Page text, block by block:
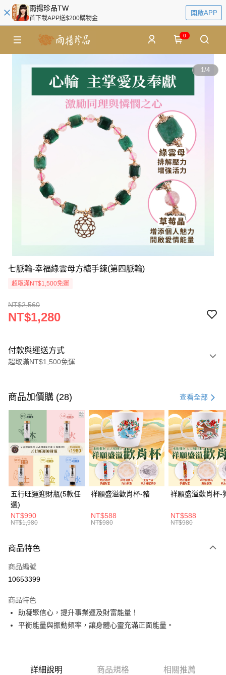
雨揚珍品TW
首下載APP送$200購物金
開啟APP
0
1/4
七脈輪-幸福綠雲母方糖手鍊(第四脈輪)
超取滿NT$1,500免運
NT$2,560
NT$1,280
付款與運送方式
超取滿NT$1,500免運
信用卡一次付款
LINE Pay
Apple Pay
街口支付
悠遊付
Google Pay
全支付
大哥付你分期
【大哥付你分期使用說明】
2.付款方式選擇「大哥付你分期」，訂單成立後會自動跳轉到大哥付的交易
流程，驗證手機門號後，選擇欲分期的期數、繳款截止日，確認付款後即完
3.實際核准額度、可分期數及費用金額請依後續交易確認頁面所載為準。
4.訂單成立30分鐘內，如未前往確認交易或遇審核未通過，訂單將自動取
消。如遇「轉專審核」未通過狀況，表示未達大哥付你分期系統評分，恕無
法說明評估內容。
帳／街口支付／iPASS MONEY」等通路繳費。
貨到付款
運送方式
付款後全家取貨(訂單門檻$4000以下)
每筆NT$120，滿NT$1,500(含以上)免運費
商品加價購 (28) 查看全部
五行旺運迎財瓶(5款任
選)
NT$990
NT$1,980
祥願盛溢歡肖杯-豬
NT$588
NT$980
祥願盛溢歡肖杯-
NT$588
NT$980
商品特色
商品編號
10653399
商品特色
助凝聚信心，提升事業運及財富能量！
平衡能量與振動頻率，讓身體心靈充滿正面能量。
詳細說明 商品規格 相關推薦